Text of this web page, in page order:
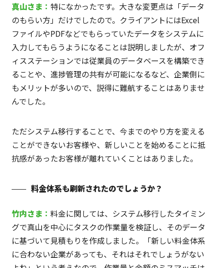
真山さま ： 特になかったです。大きな変更点は「データ
のもらい方」だけでしたので。クライアントにはExcel
ファイルやPDFなどでもらっていたデータをシステムに
入力してもらうようになることは説明しましたが、オフ
ィスステーションでは従業員のデータベースを構築でき
ることや、進捗管理の共有が可能になるなど、企業側に
もメリットが多いので、説得に難航することはありませ
んでした。
ただシステム移行することで、今までのやり方を変える
ことができないお客様や、新しいことを始めることに抵
抗感があったお客様が離れていくことはありました。
料金体系も刷新されたのでしょうか？
竹内さま ： 料金に関しては、システム移行したタイミン
グで真山を中心にタスクの作業量を検証し、そのデータ
に基づいて見積もりを作成しました。「新しい料金体系
に合わない企業があっても、それはそれでしょうがない